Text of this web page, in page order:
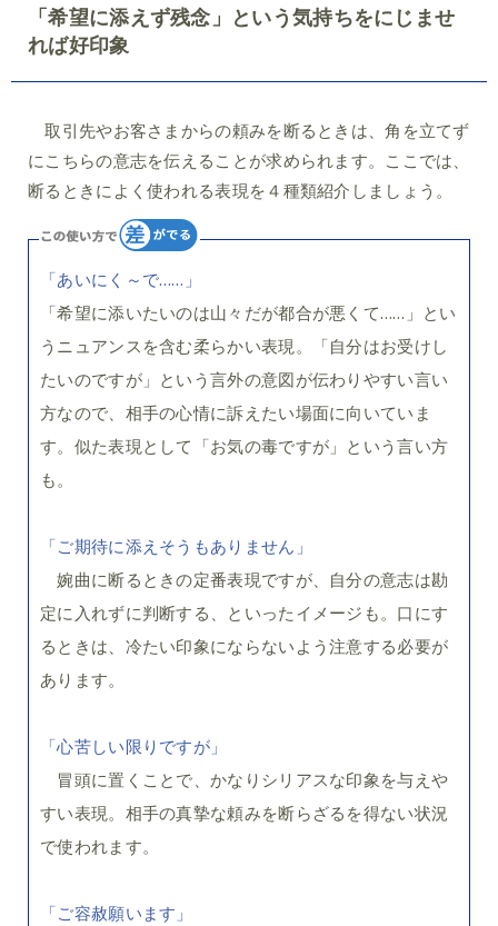
「希望に添えず残念」という気持ちをにじませ
れば好印象
取引先やお客さまからの頼みを断るときは、角を立てず
にこちらの意志を伝えることが求められます。ここでは、
断るときによく使われる表現を４種類紹介しましょう。
「あいにく～で……」
「希望に添いたいのは山々だが都合が悪くて……」とい
うニュアンスを含む柔らかい表現。「自分はお受けし
たいのですが」という言外の意図が伝わりやすい言い
方なので、相手の心情に訴えたい場面に向いていま
す。似た表現として「お気の毒ですが」という言い方
も。
「ご期待に添えそうもありません」
婉曲に断るときの定番表現ですが、自分の意志は勘
定に入れずに判断する、といったイメージも。口にす
るときは、冷たい印象にならないよう注意する必要が
あります。
「心苦しい限りですが」
冒頭に置くことで、かなりシリアスな印象を与えや
すい表現。相手の真摯な頼みを断らざるを得ない状況
で使われます。
「ご容赦願います」